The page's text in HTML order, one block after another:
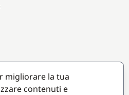
migliorare la tua
contenuti e